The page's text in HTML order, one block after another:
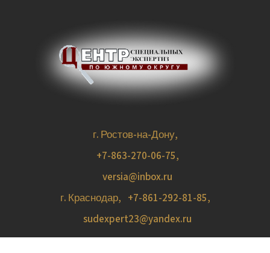
г. Ростов-на-Дону,
+7-863-270-06-75,
versia@inbox.ru
г. Краснодар, +7-861-292-81-85,
sudexpert23@yandex.ru